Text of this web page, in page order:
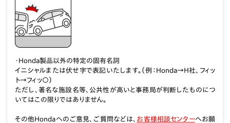
・Honda製品以外の特定の固有名詞
イニシャルまたは伏せ字で表記いたします。（例：Honda→H社、フィッ
ト→フィッ〇）
ただし、著名な施設名等、公共性が高いと事務局が判断したものにつ
いてはこの限りではありません。
その他Hondaへのご意見、ご質問などは、 お客様相談センターへお願